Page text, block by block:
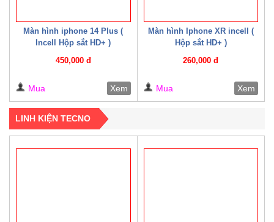
Màn hình iphone 14 Plus (
Incell Hộp sắt HD+ )
450,000 đ
Mua Xem
Màn hình Iphone XR incell (
Hộp sắt HD+ )
260,000 đ
Mua Xem
LINH KIỆN TECNO